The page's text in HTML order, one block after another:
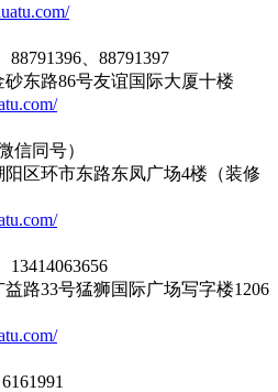
88791396、88791397
东路86号友谊国际大厦十楼
信同号）
区环市东路东凤广场4楼（装修
13414063656
路33号猛狮国际广场写字楼1206